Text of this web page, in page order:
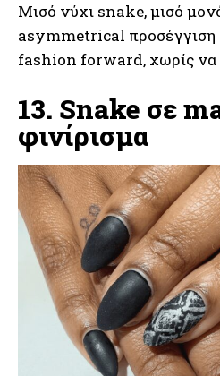
Μισό νύχι snake, μισό
asymmetrical προσέγγιση
fashion forward, χωρίς να
13. Snake σε
φινίρισμα